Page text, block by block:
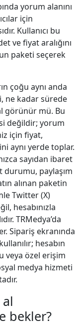
yorum alanını
için
Kullanıcı bu
ve fiyat aralığını
paketi seçerek
çoğu aynı anda
ne kadar sürede
görünür mü. Bu
değildir; yorum
için fiyat,
aynı yerde toplar.
sayıdan ibaret
paylaşım
alınan paketin
Twitter (X)
hesabınızla
TRMedya’da
Sipariş ekranında
hesabın
veya özel erişim
medya hizmeti
bekler?